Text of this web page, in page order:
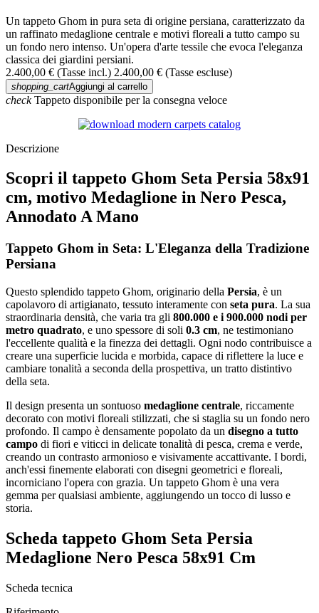
Un tappeto Ghom in pura seta di origine persiana, caratterizzato da
un raffinato medaglione centrale e motivi floreali a tutto campo su
un fondo nero intenso. Un'opera d'arte tessile che evoca l'eleganza
classica dei giardini persiani.
2.400,00 € (Tasse incl.) 2.400,00 € (Tasse escluse)
shopping_cartAggiungi al carrello
checkTappeto disponibile per la consegna veloce
Descrizione
Scopri il tappeto Ghom Seta Persia 58x91
cm, motivo Medaglione in Nero Pesca,
Annodato A Mano
Tappeto Ghom in Seta: L'Eleganza della Tradizione
Persiana
Questo splendido tappeto Ghom, originario della Persia, è un
capolavoro di artigianato, tessuto interamente con seta pura. La sua
straordinaria densità, che varia tra gli 800.000 e i 900.000 nodi per
metro quadrato, e uno spessore di soli 0.3 cm, ne testimoniano
l'eccellente qualità e la finezza dei dettagli. Ogni nodo contribuisce a
creare una superficie lucida e morbida, capace di riflettere la luce e
cambiare tonalità a seconda della prospettiva, un tratto distintivo
della seta.
Il design presenta un sontuoso medaglione centrale, riccamente
decorato con motivi floreali stilizzati, che si staglia su un fondo nero
profondo. Il campo è densamente popolato da un disegno a tutto
campo di fiori e viticci in delicate tonalità di pesca, crema e verde,
creando un contrasto armonioso e visivamente accattivante. I bordi,
anch'essi finemente elaborati con disegni geometrici e floreali,
incorniciano l'opera con grazia. Un tappeto Ghom è una vera
gemma per qualsiasi ambiente, aggiungendo un tocco di lusso e
storia.
Scheda tappeto Ghom Seta Persia
Medaglione Nero Pesca 58x91 Cm
Scheda tecnica